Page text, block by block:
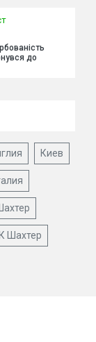
до
Киев
Шахтер
Шахтер